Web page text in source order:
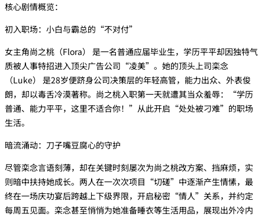
核心剧情概览：
‌初入职场：小白与霸总的“不对付”‌
女主角‌尚之桃（Flora）‌ 是一名普通应届毕业生，学历平平却因独特气
质被人事特招进入顶尖广告公司“凌美”。她的顶头上司‌栾念
（Luke）‌ 是28岁便跻身公司决策层的年轻高管，能力出众、外表俊
朗，却以毒舌冷漠著称。尚之桃入职第一天就遭其当众羞辱：“学历
普通、能力平平，这里不适合你！”从此开启“处处被刁难”的职场
生活。
‌暗流涌动：刀子嘴豆腐心的守护‌
尽管栾念言语刻薄，却在关键时刻屡次为尚之桃改方案、挡麻烦，实
则暗中扶持她成长。两人在一次次项目“切磋”中逐渐产生情愫，最
终在一场庆功宴后跨越上下级界限，开启秘密“情人”关系，并约定
每周五见面。栾念甚至悄悄为她准备睡衣等生活用品，展现出外冷内